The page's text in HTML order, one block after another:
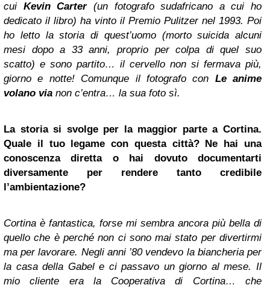
cui Kevin Carter(un fotografo sudafricano a cui ho
dedicato il libro) ha vinto il Premio Pulitzer nel 1993. Poi
ho letto la storia di quest’uomo (morto suicida alcuni
mesi dopo a 33 anni, proprio per colpa di quel suo
scatto) e sono partito… il cervello non si fermava più,
giorno e notte! Comunque il fotografo con Le anime
volano via non c’entra… la sua foto sì.
La storia si svolge per la maggior parte a Cortina.
Quale il tuo legame con questa città? Ne hai una
conoscenza diretta o hai dovuto documentarti
diversamente per rendere tanto credibile
l’ambientazione?
Cortina è fantastica, forse mi sembra ancora più bella di
quello che è perché non ci sono mai stato per divertirmi
ma per lavorare. Negli anni ’80 vendevo la biancheria per
la casa della Gabel e ci passavo un giorno al mese. Il
mio cliente era la Cooperativa di Cortina… che